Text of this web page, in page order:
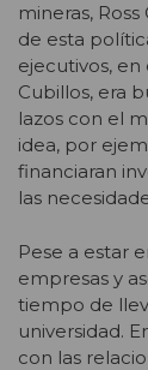
mineras,
de esta
ejecutivos,
Cubillos, era
lazos con el
idea, por
financiaran
las
Pese a estar
empresas y
tiempo de
universidad.
con las